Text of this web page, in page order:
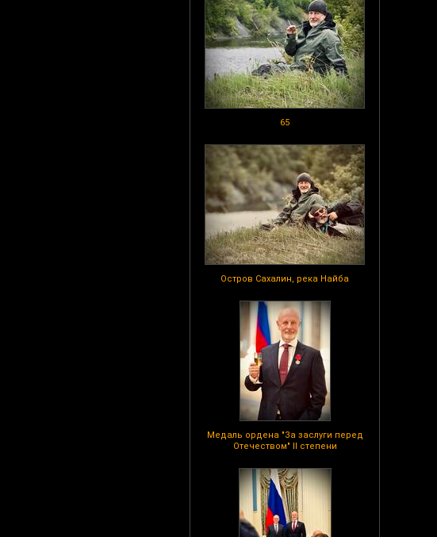
65
Остров Сахалин, река Найба
Медаль ордена "За заслуги перед
Отечеством" II степени